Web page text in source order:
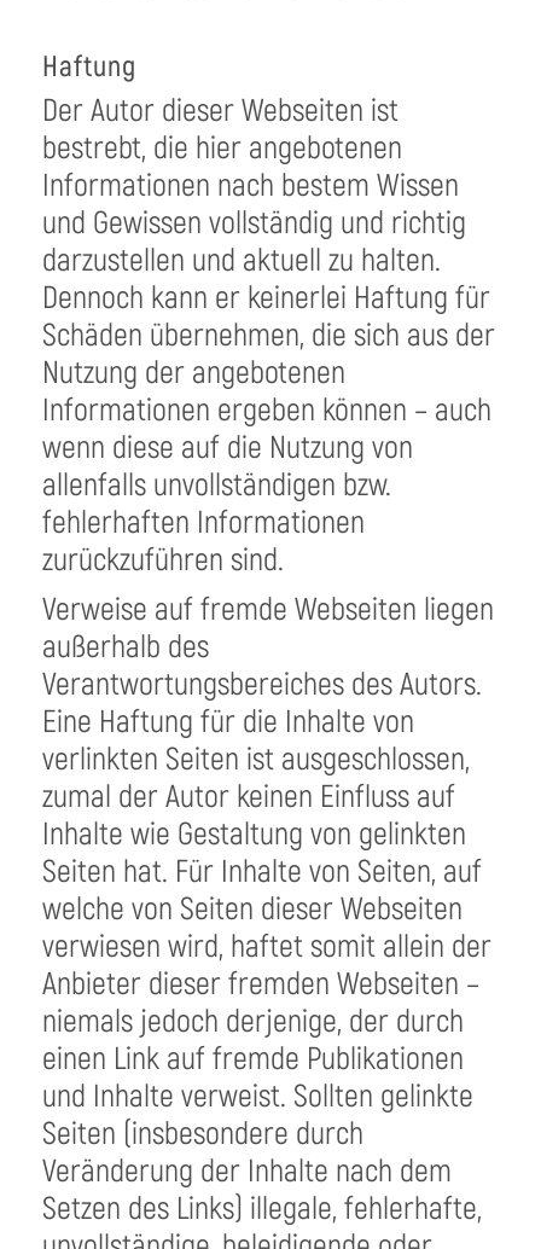
Haftung
Der Autor dieser Webseiten ist
bestrebt, die hier angebotenen
Informationen nach bestem Wissen
und Gewissen vollständig und richtig
darzustellen und aktuell zu halten.
Dennoch kann er keinerlei Haftung für
Schäden übernehmen, die sich aus der
Nutzung der angebotenen
Informationen ergeben können – auch
wenn diese auf die Nutzung von
allenfalls unvollständigen bzw.
fehlerhaften Informationen
zurückzuführen sind.
Verweise auf fremde Webseiten liegen
außerhalb des
Verantwortungsbereiches des Autors.
Eine Haftung für die Inhalte von
verlinkten Seiten ist ausgeschlossen,
zumal der Autor keinen Einfluss auf
Inhalte wie Gestaltung von gelinkten
Seiten hat. Für Inhalte von Seiten, auf
welche von Seiten dieser Webseiten
verwiesen wird, haftet somit allein der
Anbieter dieser fremden Webseiten –
niemals jedoch derjenige, der durch
einen Link auf fremde Publikationen
und Inhalte verweist. Sollten gelinkte
Seiten (insbesondere durch
Veränderung der Inhalte nach dem
Setzen des Links) illegale, fehlerhafte,